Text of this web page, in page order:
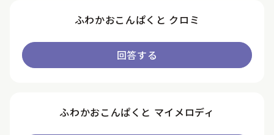
ふわかおこんぱくと クロミ
回答する
ふわかおこんぱくと マイメロディ